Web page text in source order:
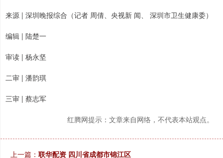
来源 | 深圳晚报综合（记者 周倩、央视新 闻、 深圳市卫生健康委）
编辑 | 陆楚一
审读 | 杨永坚
二审 | 潘韵琪
三审 | 蔡志军
红腾网提示：文章来自网络，不代表本站观点。
上一篇： 联华配资 四川省成都市锦江区